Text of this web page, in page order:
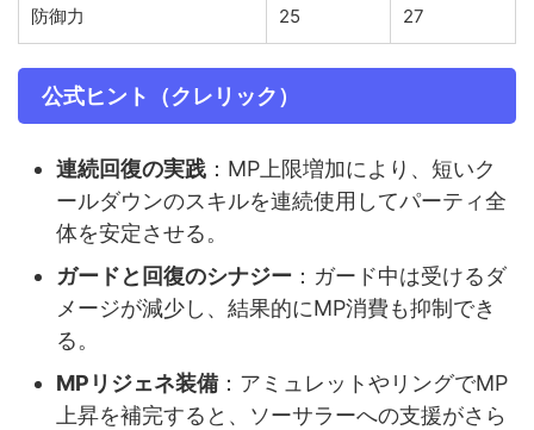
防御力 25 27
公式ヒント（クレリック）
連続回復の実践 ：MP上限増加により、短いク
ールダウンのスキルを連続使用してパーティ全
体を安定させる。
ガードと回復のシナジー ：ガード中は受けるダ
メージが減少し、結果的にMP消費も抑制でき
る。
MPリジェネ装備：アミュレットやリングでMP
上昇を補完すると、ソーサラーへの支援がさら